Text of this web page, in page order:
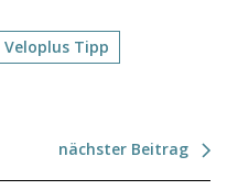
Veloplus Tipp
nächster Beitrag